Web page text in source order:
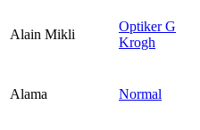
Alain Mikli
Optiker G
Krogh
Alama Normal